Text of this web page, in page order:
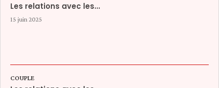
Les relations avec les...
15 juin 2025
COUPLE